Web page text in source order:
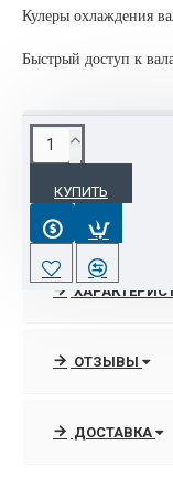
Кулеры охлаждения
Быстрый доступ к
КУПИТЬ
ОПИСАНИЕ
В интернет-
ламинаторов
возможность
ОТЗЫВЫ
ДОСТАВКА